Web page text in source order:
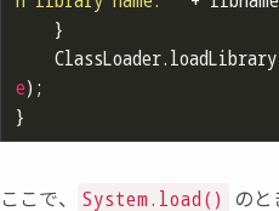
e);
ここで、 System.load() の